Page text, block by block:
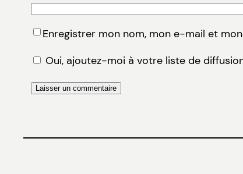
Enregistrer mon nom, mon e-mail et
Oui, ajoutez-moi à votre liste de